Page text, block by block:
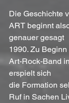
Die Geschichte
ART beginnt
genauer gesagt
1990. Zu
Art-Rock-Band
erspielt sich
die Formation
Ruf in Sachen